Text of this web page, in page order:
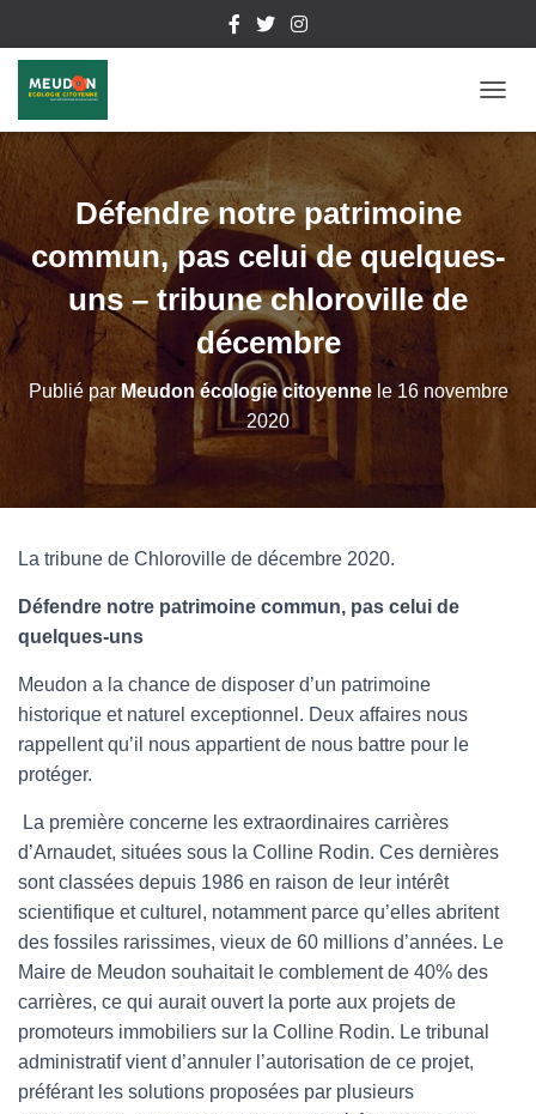
É
L
G
Défendre notre patrimoine
commun, pas celui de quelques-
uns – tribune chloroville de
décembre
Publié parMeudon écologie citoyennele 16 novembre
2020
La tribune de Chloroville de décembre 2020.
Défendre notre patrimoine commun, pas celui de
quelques-uns
Meudon a la chance de disposer d’un patrimoine
historique et naturel exceptionnel. Deux affaires nous
rappellent qu’il nous appartient de nous battre pour le
protéger.
La première concerne les extraordinaires carrières
d’Arnaudet, situées sous la Colline Rodin. Ces dernières
sont classées depuis 1986 en raison de leur intérêt
scientifique et culturel, notamment parce qu’elles abritent
des fossiles rarissimes, vieux de 60 millions d’années. Le
Maire de Meudon souhaitait le comblement de 40% des
carrières, ce qui aurait ouvert la porte aux projets de
promoteurs immobiliers sur la Colline Rodin. Le tribunal
administratif vient d’annuler l’autorisation de ce projet,
préférant les solutions proposées par plusieurs